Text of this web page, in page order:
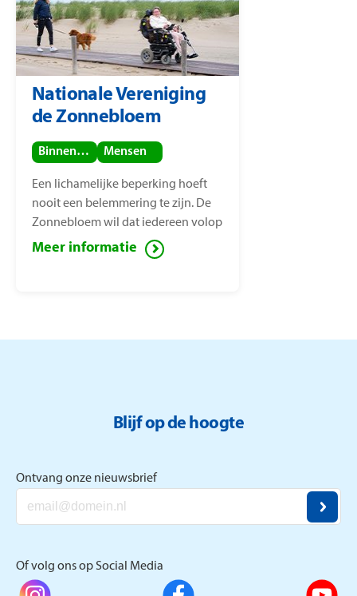
Nationale Vereniging
de Zonnebloem
Binnenland Mensen
Een lichamelijke beperking hoeft
nooit een belemmering te zijn. De
Zonnebloem wil dat iedereen volop
van het leven kan genieten, ook
mensen met een lichamelijke
Meer informatie
Blijf op de hoogte
Ontvang onze nieuwsbrief
Of volg ons op Social Media